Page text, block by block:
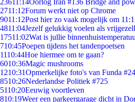
23611:14Oorlog Iran #136 Bridge and
2711:12Forum werkt niet op Chrome
9011:12Post hier zo vaak mogelijk om
4811:04Jezelf gelukkig voelen als
17511:02Wat is jullie
710:45Poepen tijdens het tandenpoetsen
1110:44Hoe hiermee om te gaan?
6010:36Magic mushrooms
1210:31Opmerkelijke foto's van Funda
8510:26Nederlandse Politiek #725
5110:20Eeuwig voortleven
810:19Weer een parkeergarage dicht in